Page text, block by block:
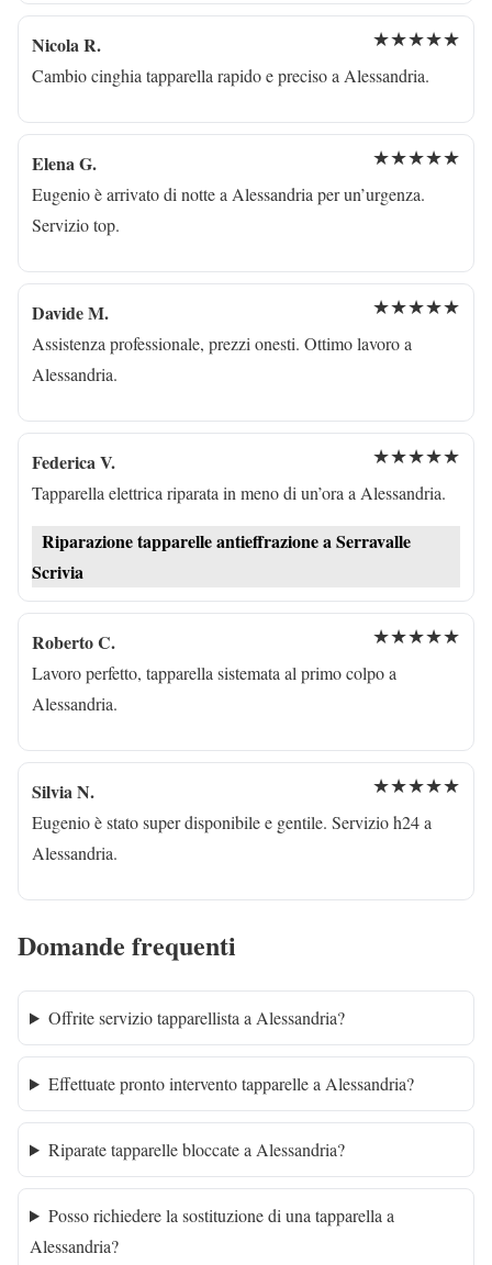
Nicola R. ★★★★★
Cambio cinghia tapparella rapido e preciso a Alessandria.
Elena G. ★★★★★
Eugenio è arrivato di notte a Alessandria per un’urgenza.
Servizio top.
Davide M. ★★★★★
Assistenza professionale, prezzi onesti. Ottimo lavoro a
Alessandria.
Federica V. ★★★★★
Tapparella elettrica riparata in meno di un’ora a Alessandria.
Riparazione tapparelle antieffrazione a Serravalle
Scrivia
Roberto C. ★★★★★
Lavoro perfetto, tapparella sistemata al primo colpo a
Alessandria.
Silvia N. ★★★★★
Eugenio è stato super disponibile e gentile. Servizio h24 a
Alessandria.
Domande frequenti
Offrite servizio tapparellista a Alessandria?
Effettuate pronto intervento tapparelle a Alessandria?
Riparate tapparelle bloccate a Alessandria?
Posso richiedere la sostituzione di una tapparella a
Alessandria?